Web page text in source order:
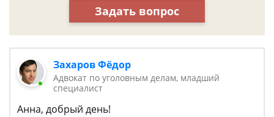
Задать вопрос
Захаров Фёдор
Адвокат по уголовным делам, младший
специалист
Анна, добрый день!